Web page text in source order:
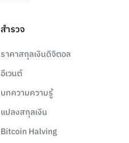
สำรวจ
ราคาสกุลเงินดิจิตอล
อีเวนต์
บทความความรู้
แปลงสกุลเงิน
Bitcoin Halving